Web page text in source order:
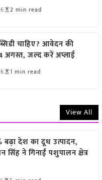
2 min read
चाहिए? आवेदन की
अगस्त, जल्द करें अप्लाई
1 min read
View All
देश का दूध उत्पादन,
सिंह ने गिनाईं पशुपालन क्षेत्र